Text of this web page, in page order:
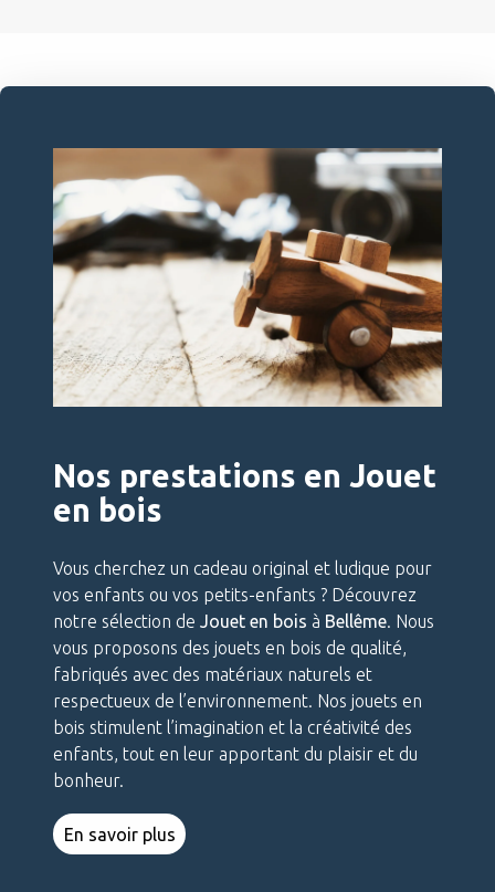
Nos prestations en Jouet
en bois
Vous cherchez un cadeau original et ludique pour
vos enfants ou vos petits-enfants ? Découvrez
notre sélection de Jouet en bois à Bellême. Nous
vous proposons des jouets en bois de qualité,
fabriqués avec des matériaux naturels et
respectueux de l’environnement. Nos jouets en
bois stimulent l’imagination et la créativité des
enfants, tout en leur apportant du plaisir et du
bonheur.
En savoir plus